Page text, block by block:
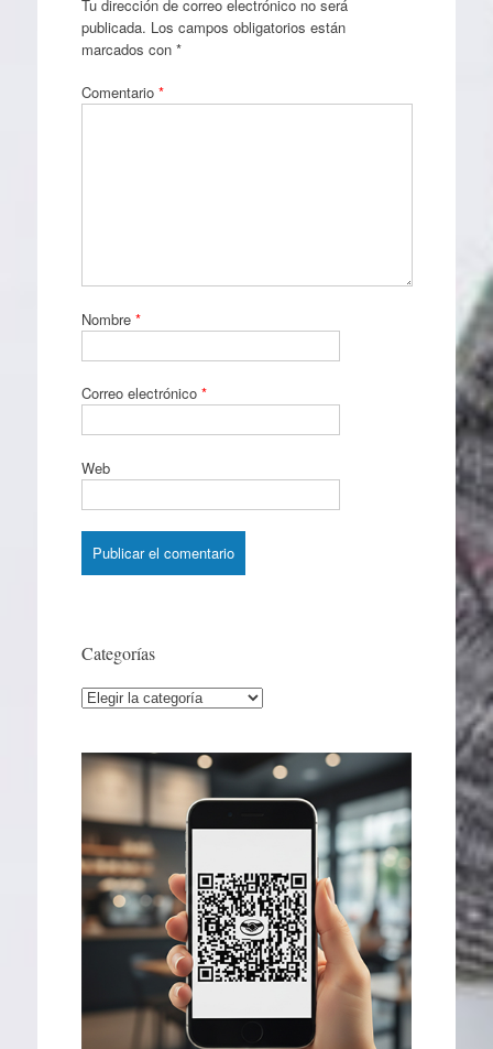
Tu dirección de correo electrónico no será
publicada. Los campos obligatorios están
marcados con *
Comentario *
Nombre *
Correo electrónico *
Web
Categorías
Categorías